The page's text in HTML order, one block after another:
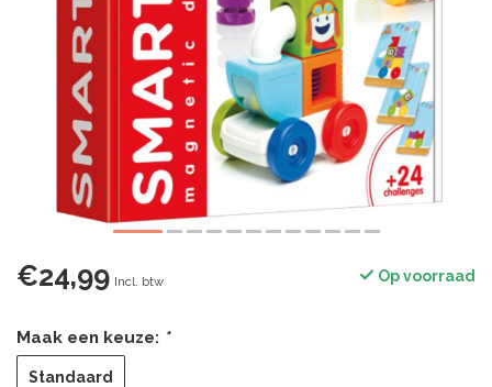
€24,99 Incl. btw Op voorraad
Maak een keuze: *
Standaard